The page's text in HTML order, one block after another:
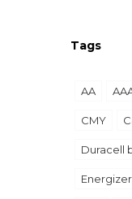
Tags
AA
CMY
Duracell